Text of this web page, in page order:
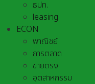
ธปท.
leasing
ECON
พาณิชย์
การตลาด
ขายตรง
อุตสาหกรรม